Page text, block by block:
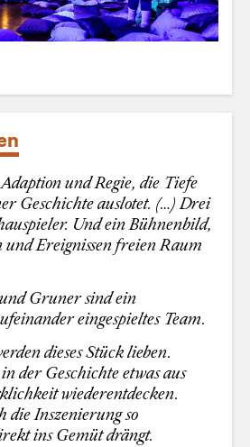
und Regie, die Tiefe
Geschichte auslotet. (…) Drei
Und ein Bühnenbild,
Ereignissen freien Raum
Gruner sind ein
eingespieltes Team.
dieses Stück lieben.
der Geschichte etwas aus
wiederentdecken.
die Inszenierung so
ins Gemüt drängt.